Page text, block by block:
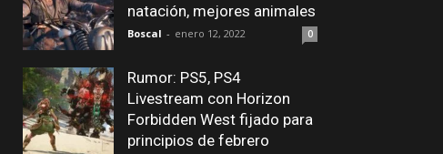
natación, mejores animales
Boscal - enero 12, 2022 0
Rumor: PS5, PS4
Livestream con Horizon
Forbidden West fijado para
principios de febrero